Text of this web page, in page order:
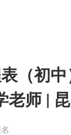
（初
老师 |